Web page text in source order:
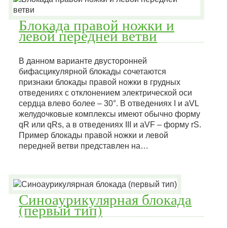
Блокада правой ножки и
левой передней ветви
В данном варианте двусторонней
бифасцикулярной блокады сочетаются
признаки блокады правой ножки в грудных
отведениях с отклонением электрической оси
сердца влево более – 30°. В отведениях I и aVL
желудочковые комплексы имеют обычно форму
qR или qRs, а в отведениях III и aVF – форму rS.
Пример блокады правой ножки и левой
передней ветви представлен на…
Синоаурикулярная блокада
(первый тип)